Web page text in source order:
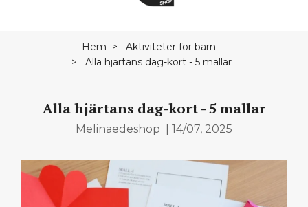
Hem
Aktiviteter för barn
Alla hjärtans dag-kort - 5 mallar
Alla hjärtans dag-kort - 5 mallar
Melinaedeshop 14/07, 2025